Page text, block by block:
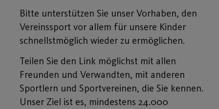
Bitte unterstützen Sie unser Vorhaben, den
Vereinssport vor allem für unsere Kinder
schnellstmöglich wieder zu ermöglichen.
Teilen Sie den Link möglichst mit allen
Freunden und Verwandten, mit anderen
Sportlern und Sportvereinen, die Sie kennen.
Unser Ziel ist es, mindestens 24.000